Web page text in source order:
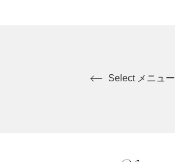
Select メニュー